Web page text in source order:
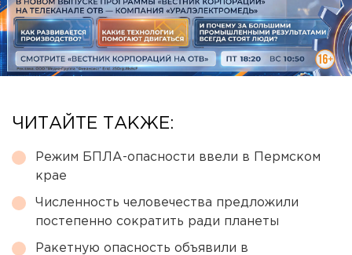
ЧИТАЙТЕ ТАКЖЕ:
Режим БПЛА-опасности ввели в Пермском
крае
Численность человечества предложили
постепенно сократить ради планеты
Ракетную опасность объявили в